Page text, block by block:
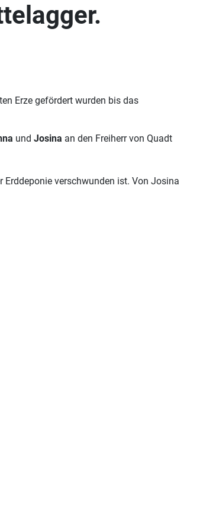
Erze gefördert wurden bis das
und Josina an den Freiherr von Quadt
verschwunden ist. Von Josina